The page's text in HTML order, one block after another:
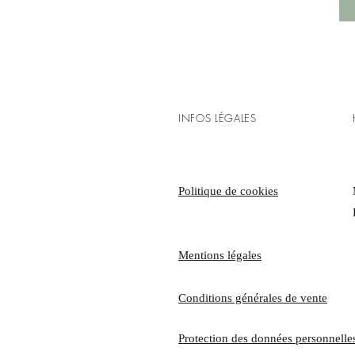
INFOS LÉGALES
Politique de cookies
​Mentions légales
Conditions générales de vente
Protection des données